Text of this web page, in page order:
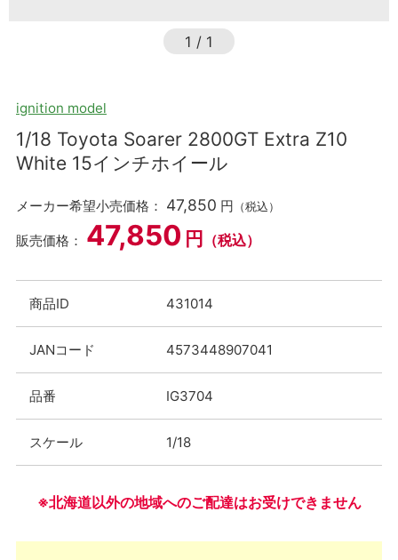
1 / 1
ignition model
1/18 Toyota Soarer 2800GT Extra Z10
White 15インチホイール
メーカー希望小売価格： 47,850 円 （税込）
販売価格： 47,850 円 （税込）
商品ID 431014
JANコード 4573448907041
品番 IG3704
スケール 1/18
※北海道以外の地域へのご配達はお受けできません